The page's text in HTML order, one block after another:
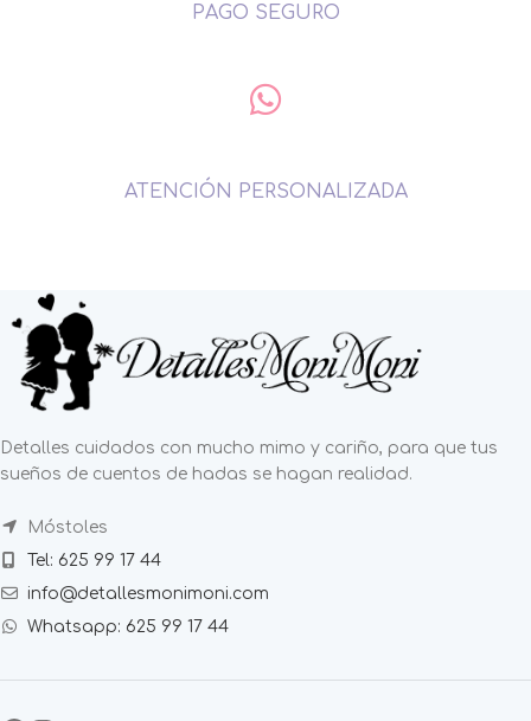
PAGO SEGURO
ATENCIÓN PERSONALIZADA
Detalles cuidados con mucho mimo y cariño, para que tus
sueños de cuentos de hadas se hagan realidad.
Móstoles
Tel: 625 99 17 44
info@detallesmonimoni.com
Whatsapp: 625 99 17 44